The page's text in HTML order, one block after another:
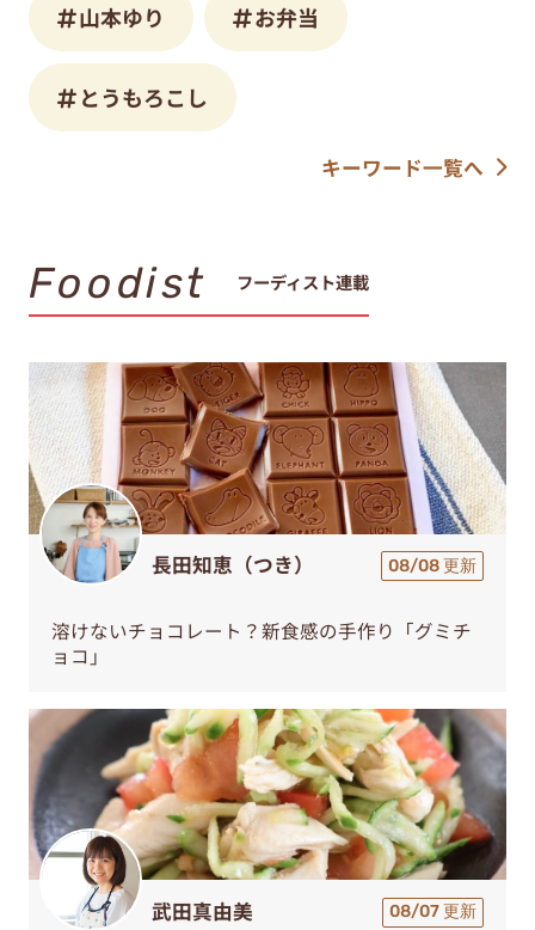
山本ゆり お弁当
とうもろこし
キーワード一覧へ
Foodist フーディスト連載
長田知恵（つき） 08/08 更新
溶けないチョコレート？新食感の手作り「グミチ
ョコ」
武田真由美 08/07 更新